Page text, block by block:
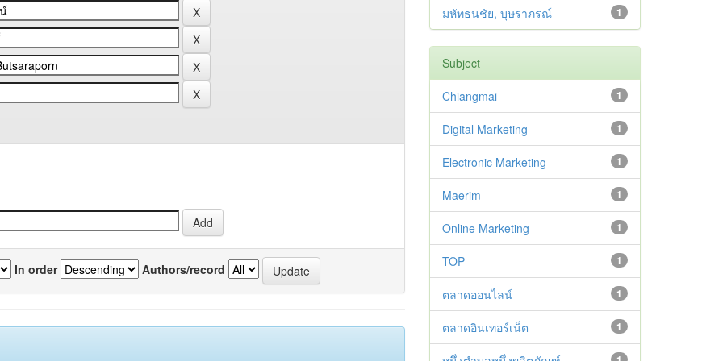
In order Authors/record
1
มหัทธนชัย, บุษราภรณ์
Subject
1
Chiangmai
1
Digital Marketing
1
Electronic Marketing
1
Maerim
1
Online Marketing
1
TOP
1
ตลาดออนไลน์
1
ตลาดอินเทอร์เน็ต